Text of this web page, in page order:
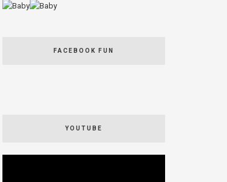
FACEBOOK FUN
YOUTUBE